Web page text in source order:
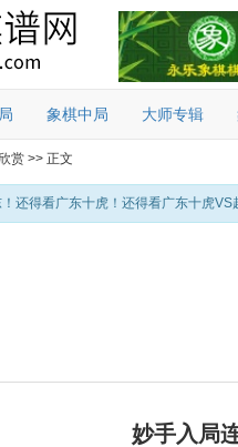
象棋中局 大师专辑
赏 >> 正文
还得看广东十虎！还得看广东十虎VS
妙手入局